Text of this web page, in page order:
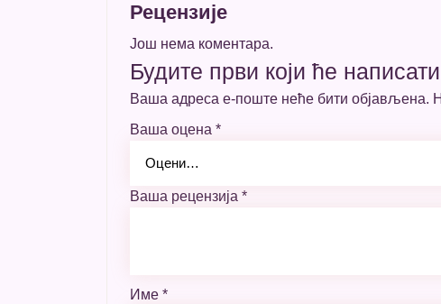
Рецензије
Још нема коментара.
Будите први који ће
Ваша адреса е-поште неће бити објављена.
Ваша оцена *
Ваша рецензија *
Име *